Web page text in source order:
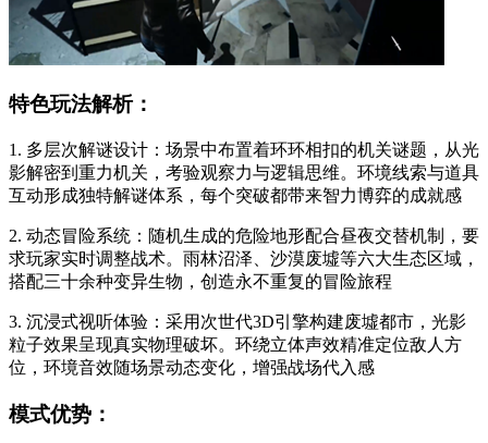
特色玩法解析：
1. 多层次解谜设计：场景中布置着环环相扣的机关谜题，从光
影解密到重力机关，考验观察力与逻辑思维。环境线索与道具
互动形成独特解谜体系，每个突破都带来智力博弈的成就感
2. 动态冒险系统：随机生成的危险地形配合昼夜交替机制，要
求玩家实时调整战术。雨林沼泽、沙漠废墟等六大生态区域，
搭配三十余种变异生物，创造永不重复的冒险旅程
3. 沉浸式视听体验：采用次世代3D引擎构建废墟都市，光影
粒子效果呈现真实物理破坏。环绕立体声效精准定位敌人方
位，环境音效随场景动态变化，增强战场代入感
模式优势：